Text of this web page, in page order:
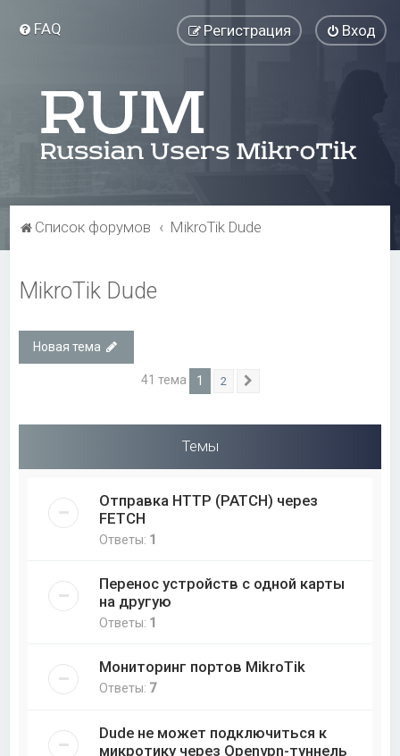
FAQ Вход
Регистрация
Список форумов MikroTik Dude
MikroTik Dude
Новая тема
41 тема 1 2
Темы
Отправка HTTP (PATCH) через
FETCH
Ответы: 1
Перенос устройств с одной карты
на другую
Ответы: 1
Мониторинг портов MikroTik
Ответы: 7
Dude не может подключиться к
микротику через Openvpn-туннель